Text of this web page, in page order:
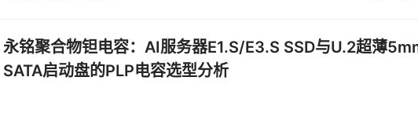
永铭聚合物钽电容：AI服务器E1.S/E3.S SSD与U.2超薄
SATA启动盘的PLP电容选型分析